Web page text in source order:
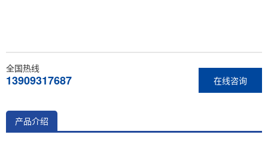
在线咨询
全国热线
13909317687
产品介绍